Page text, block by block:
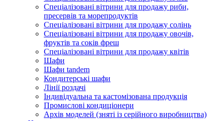
Спеціалізовані вітрини для продажу риби,
пресервів та морепродуктів
Спеціалізовані вітрини для продажу солінь
Спеціалізовані вітрини для продажу овочів,
фруктів та соків фреш
Спеціалізовані вітрини для продажу квітів
Шафи
Шафи tandem
Кондитерські шафи
Лінії роздачі
Індивідуальна та кастомізована продукція
Промислові кондиціонери
Архів моделей (зняті із серійного виробництва)